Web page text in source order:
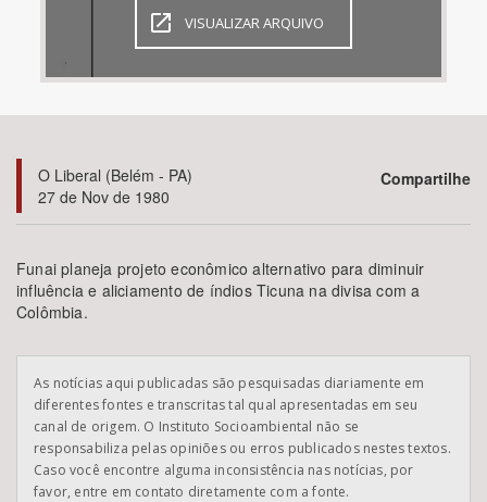
Área de Levantamento
VISUALIZAR ARQUIVO
O Liberal (Belém - PA)
27 de Nov de 1980
Compartilhe
Funai planeja projeto econômico alternativo para diminuir
influência e aliciamento de índios Ticuna na divisa com a
Colômbia.
As notícias aqui publicadas são pesquisadas diariamente em
diferentes fontes e transcritas tal qual apresentadas em seu
canal de origem. O Instituto Socioambiental não se
responsabiliza pelas opiniões ou erros publicados nestes textos.
Caso você encontre alguma inconsistência nas notícias, por
favor, entre em contato diretamente com a fonte.